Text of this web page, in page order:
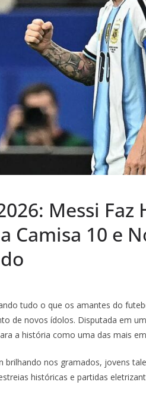
Messi Faz
Camisa 10 e
tudo o que os amantes do
de novos ídolos. Disputada em
a história como uma das mais
brilhando nos gramados, jovens
históricas e partidas